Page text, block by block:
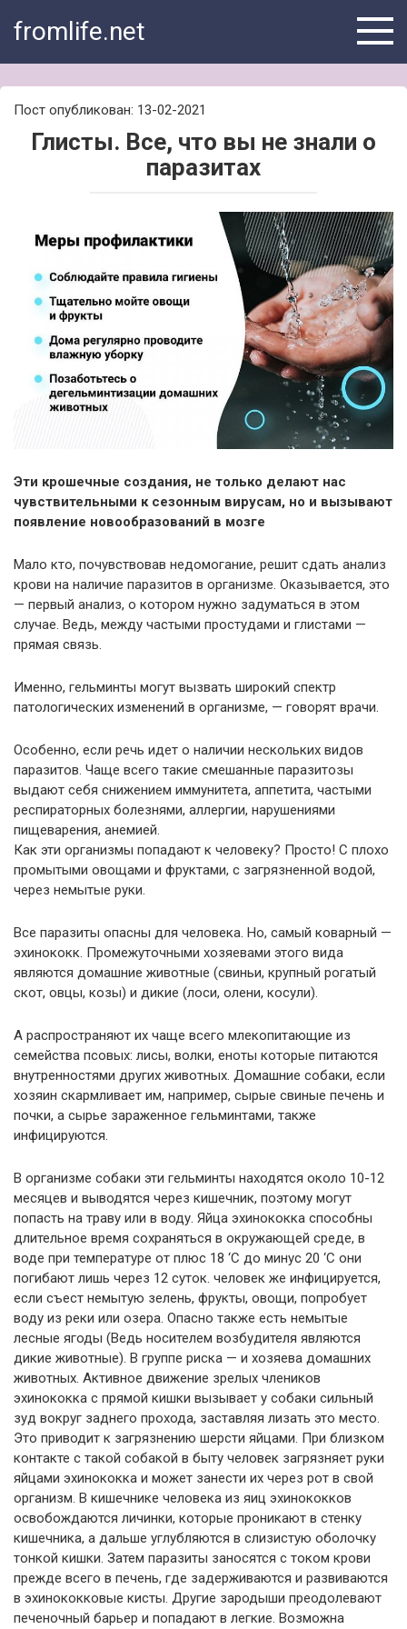
fromlife.net
Пост опубликован: 13-02-2021
Глисты. Все, что вы не знали о
паразитах
Эти крошечные создания, не только делают нас
чувствительными к сезонным вирусам, но и вызывают
появление новообразований в мозге
Мало кто, почувствовав недомогание, решит сдать анализ
крови на наличие паразитов в организме. Оказывается, это
— первый анализ, о котором нужно задуматься в этом
случае. Ведь, между частыми простудами и глистами —
прямая связь.
Именно, гельминты могут вызвать широкий спектр
патологических изменений в организме, — говорят врачи.
Особенно, если речь идет о наличии нескольких видов
паразитов. Чаще всего такие смешанные паразитозы
выдают себя снижением иммунитета, аппетита, частыми
респираторных болезнями, аллергии, нарушениями
пищеварения, анемией.
Как эти организмы попадают к человеку? Просто! С плохо
промытыми овощами и фруктами, с загрязненной водой,
через немытые руки.
Все паразиты опасны для человека. Но, самый коварный —
эхинококк. Промежуточными хозяевами этого вида
являются домашние животные (свиньи, крупный рогатый
скот, овцы, козы) и дикие (лоси, олени, косули).
А распространяют их чаще всего млекопитающие из
семейства псовых: лисы, волки, еноты которые питаются
внутренностями других животных. Домашние собаки, если
хозяин скармливает им, например, сырые свиные печень и
почки, а сырье зараженное гельминтами, также
инфицируются.
В организме собаки эти гельминты находятся около 10-12
месяцев и выводятся через кишечник, поэтому могут
попасть на траву или в воду. Яйца эхинококка способны
длительное время сохраняться в окружающей среде, в
воде при температуре от плюс 18 ‘C до минус 20 ‘C они
погибают лишь через 12 суток. человек же инфицируется,
если съест немытую зелень, фрукты, овощи, попробует
воду из реки или озера. Опасно также есть немытые
лесные ягоды (Ведь носителем возбудителя являются
дикие животные). В группе риска — и хозяева домашних
животных. Активное движение зрелых члеников
эхинококка с прямой кишки вызывает у собаки сильный
зуд вокруг заднего прохода, заставляя лизать это место.
Это приводит к загрязнению шерсти яйцами. При близком
контакте с такой собакой в быту человек загрязняет руки
яйцами эхинококка и может занести их через рот в свой
организм. В кишечнике человека из яиц эхинококков
освобождаются личинки, которые проникают в стенку
кишечника, а дальше углубляются в слизистую оболочку
тонкой кишки. Затем паразиты заносятся с током крови
прежде всего в печень, где задерживаются и развиваются
в эхинококковые кисты. Другие зародыши преодолевают
печеночный барьер и попадают в легкие. Возможна